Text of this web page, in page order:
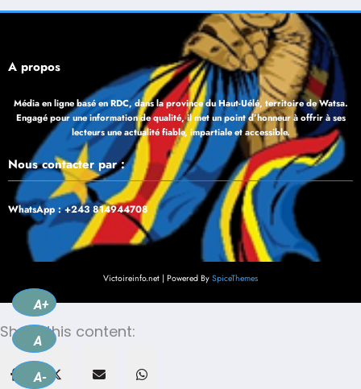
À propos
Média en ligne basé en RDC, dans la province du Haut-Uélé, territoire de Watsa.
Engagé pour une information de qualité, il met un point d’honneur à offrir à ses
lecteurs une actualité fiable, impartiale et accessible.
Nous contacter par :
WhatsApp : +243 814944708
Victoireinfo.net | Powered By SpiceThemes
A+
A
A-
Share this content: